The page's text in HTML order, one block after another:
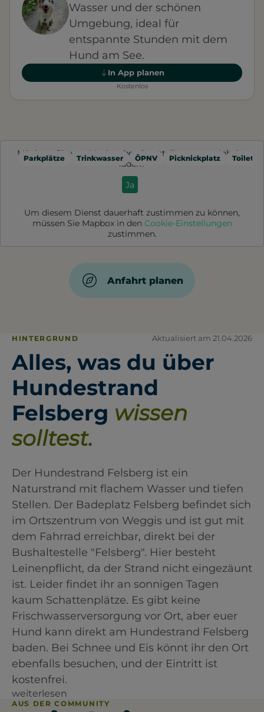
Wasser und der schönen
Umgebung, ideal für
entspannte Stunden mit dem
Hund am See.
In App planen
Kostenlos
Parkplätze Trinkwasser ÖPNV Picknickplatz
Möchten Sie von Mapbox
bereitgestellte externe Inhalte
laden?
Ja
Um diesem Dienst dauerhaft zustimmen zu können,
müssen Sie Mapboxin den Cookie-Einstellungen
zustimmen.
Anfahrt planen
HINTERGRUND Aktualisiert am 21.04.2026
Alles, was du über
Hundestrand
Felsberg wissen
solltest.
Der Hundestrand Felsberg ist ein
Naturstrand mit flachem Wasser und tiefen
Stellen. Der Badeplatz Felsberg befindet sich
im Ortszentrum von Weggis und ist gut mit
dem Fahrrad erreichbar, direkt bei der
Bushaltestelle "Felsberg". Hier besteht
Leinenpflicht, da der Strand nicht eingezäunt
ist. Leider findet ihr an sonnigen Tagen
kaum Schattenplätze. Es gibt keine
Frischwasserversorgung vor Ort, aber euer
Hund kann direkt am Hundestrand Felsberg
baden. Bei Schnee und Eis könnt ihr den Ort
ebenfalls besuchen, und der Eintritt ist
kostenfrei.
weiterlesen
AUS DER COMMUNITY